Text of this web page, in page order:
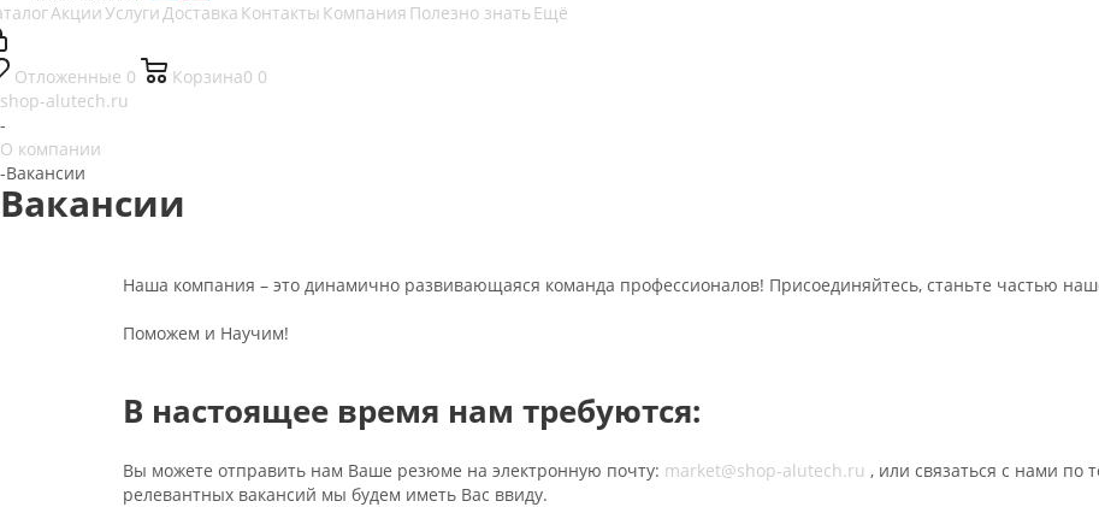
АкцииУслугиДоставка Контакты Компания Полезно знатьЕщё
Отложенные 0 Корзина0 0
shop-alutech.ru
-
О компании
-Вакансии
Вакансии
Наша компания – это динамично развивающаяся команда профессионалов! Присоединяйтесь, cтаньте частью
Поможем и Научим!
В настоящее время нам требуются:
Вы можете отправить нам Ваше резюме на электронную почту: market@shop-alutech.ru , или связаться с нами по
релевантных вакансий мы будем иметь Вас ввиду.